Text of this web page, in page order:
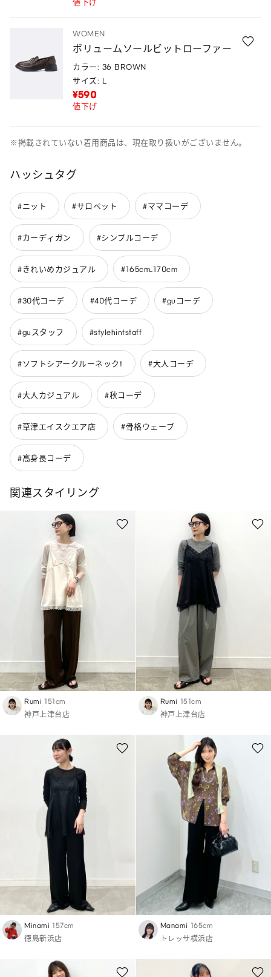
値下げ
WOMEN
ボリュームソールビットローファー
カラー: 36 BROWN
サイズ: L
¥590
値下げ
※掲載されていない着用商品は、現在取り扱いがございません。
ハッシュタグ
#ニット #サロペット #ママコーデ
#カーディガン #シンプルコーデ
#きれいめカジュアル #165cm_170cm
#30代コーデ #40代コーデ #guコーデ
#guスタッフ #stylehintstaff
#ソフトシアークルーネックt #大人コーデ
#大人カジュアル #秋コーデ
#草津エイスクエア店 #骨格ウェーブ
#高身長コーデ
関連スタイリング
Rumi 151cm
神戸上津台店
Rumi 151cm
神戸上津台店
Minami 157cm
徳島新浜店
Manami 165cm
トレッサ横浜店